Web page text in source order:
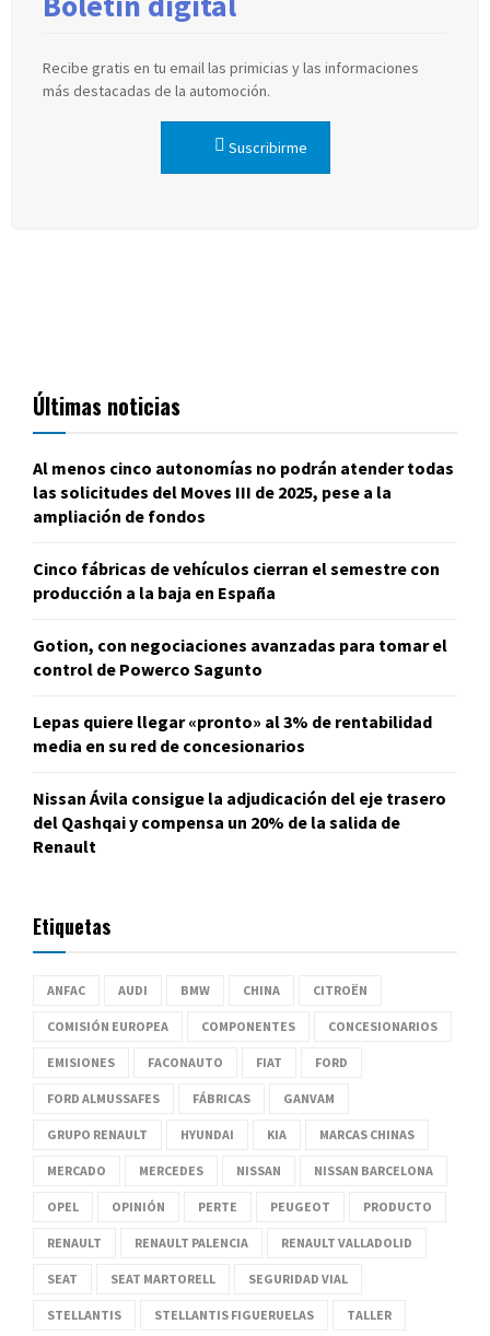
Recibe gratis en tu email las primicias y las informaciones
más destacadas de la automoción.
Suscribirme
Últimas noticias
Al menos cinco autonomías no podrán atender todas
las solicitudes del Moves III de 2025, pese a la
ampliación de fondos
Cinco fábricas de vehículos cierran el semestre con
producción a la baja en España
Gotion, con negociaciones avanzadas para tomar el
control de Powerco Sagunto
Lepas quiere llegar «pronto» al 3% de rentabilidad
media en su red de concesionarios
Nissan Ávila consigue la adjudicación del eje trasero
del Qashqai y compensa un 20% de la salida de
Renault
Etiquetas
ANFAC AUDI BMW CHINA CITROËN
COMISIÓN EUROPEA COMPONENTES CONCESIONARIOS
EMISIONES FACONAUTO FIAT FORD
FORD ALMUSSAFES FÁBRICAS GANVAM
GRUPO RENAULT HYUNDAI KIA MARCAS CHINAS
MERCADO MERCEDES NISSAN NISSAN BARCELONA
OPEL OPINIÓN PERTE PEUGEOT PRODUCTO
RENAULT RENAULT PALENCIA RENAULT VALLADOLID
SEAT SEAT MARTORELL SEGURIDAD VIAL
STELLANTIS STELLANTIS FIGUERUELAS TALLER